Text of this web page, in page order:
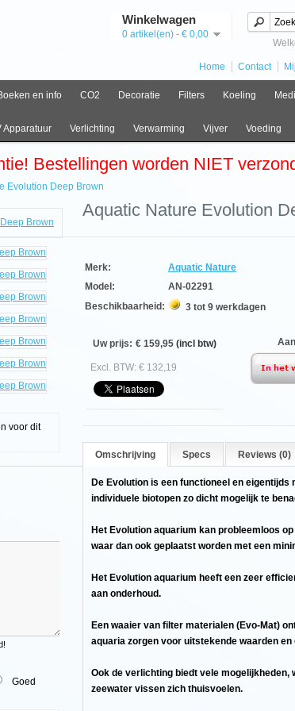
Winkelwagen
0 artikel(en) - € 0,00
Home Contact
en info CO2 Decoratie Filters Koeling
Apparatuur Verlichting Verwarming Vijver Voeding
Bestellingen worden NIET
Evolution Deep Brown
voor dit
Goed
Aquatic Nature Evolution
Merk:
Aquatic Nature
Model:
AN-02291
Beschikbaarheid:
3 tot 9 werkdagen
Uw prijs: € 159,95 (incl btw)
Excl. BTW: € 132,19
Omschrijving Specs Reviews (0)
De Evolution is een functioneel en eigentijds
individuele biotopen zo dicht mogelijk te
Het Evolution aquarium kan probleemloos
waar dan ook geplaatst worden met een
Het Evolution aquarium heeft een zeer
aan onderhoud.
Een waaier van filter materialen (Evo-Mat)
aquaria zorgen voor uitstekende waarden
Ook de verlichting biedt vele mogelijkheden,
zeewater vissen zich thuisvoelen.